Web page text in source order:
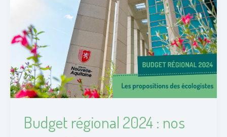
Budget régional 2024 : nos
nos
propositions